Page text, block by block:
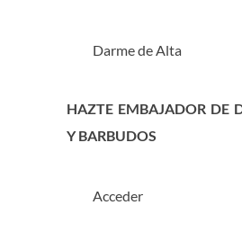
Darme de Alta
HAZTE EMBAJADOR DE
Y BARBUDOS
Acceder